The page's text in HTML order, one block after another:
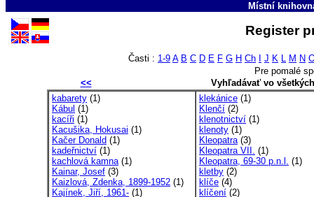
Místní
Register
Časti : 1-9 A B C D E F G H Ch J K L M N
Pre pomalé
<<
Vyhľadávať vo
kabarety (1)
Kábul (1)
kacíři (1)
Kacušika, Hokusai (1)
Kačer Donald (1)
kadeřnictví (1)
kachlová kamna(1)
Kainar, Josef (3)
Kaizlová, Zdenka, 1899-1952 (1)
Kajínek, Jiří, 1961- (1)
klekánice (1)
Klenčí (2)
klenotnictví (1)
klenoty (1)
Kleopatra(3)
Kleopatra VII. (1)
Kleopatra, 69-30 p.n.l. (1)
kletby (2)
klíče (4)
klíčení (2)